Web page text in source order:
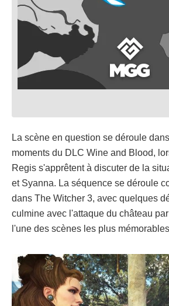
La scène en question se déroule
moments du DLC Wine and Blood,
Regis s'apprêtent à discuter de la
et Syanna. La séquence se déroule
dans The Witcher 3, avec quelques
culmine avec l'attaque du château
l'une des scènes les plus